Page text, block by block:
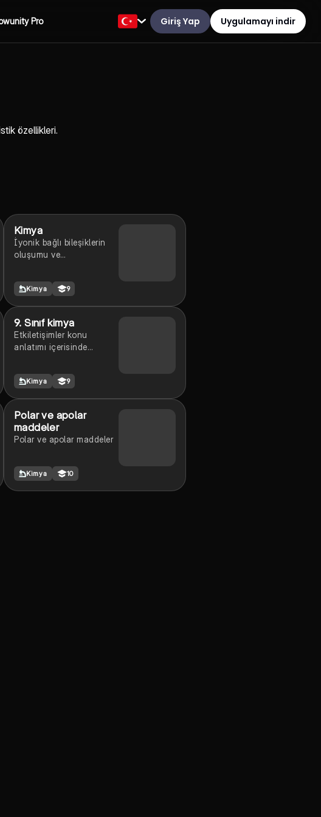
Pro Giriş Yap Uygulamayı indir
özellikleri.
Kimya
İyonik bağlı bileşiklerin
oluşumu ve
adlandırılması
Kimya 9
9. Sınıf kimya
Etkiletişimler konu
anlatımı içerisinde
Kimya 9
Polar ve apolar
maddeler
Polar ve apolar maddeler
Kimya 10